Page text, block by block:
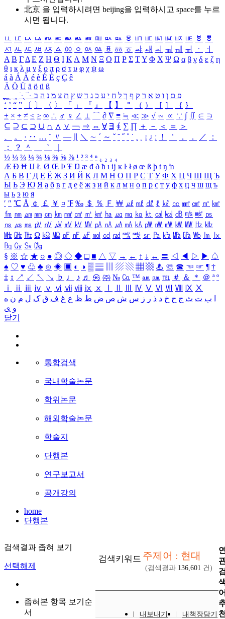
北京 을 입력하시려면 beijing을 입력하시고 space를 누르
시면 됩니다.
ㅥ ㅦ ㅧ ㅨ ㅩ ㅪ ㅫ ㅬ ㅭ ㅮ ㅯ ㅰ ㅱ ㅲ ㅳ ㅴ ㅵ ㅶ ㅷ ㅸ
ㅹ
ㅺ ㅻ ㅼ ㅽ ㅾ ㅿ ㆀ ㆁ ㆂ ㆃ ㆄ ㆅ ㆆ ㆇ ㆈ ㆉ ㆊ ㆋ ㆌ ㆍ
ㆎ
Α Β ΓΔ Ε Ζ Η Θ Ι ΚΛ Μ Ν Ξ Ο Π Ρ Σ ΤΥ Φ Χ Ψ Ω α β γ δ ε ζ η
θ ι κ λ μ ν ξ ο π ρ σ τ υ φ χ ψ ω
á à Á À é è É È ç Ç ê
Ä Ö Ü ä ö ü ß
ִֶֹ ֻּ ׁׂ פ ם ן ו ט א ר ק ף ך ל ח י ע כ ג ד ש ץ ת צ מ נ ה ב
‘ ’ “ ” 〔 〕 〈 〉 「 」 『 』 【 】 ＂ （ ） ［ ］ ｛ ｝
± × ÷ ≠ ≤ ≥ ∞ ∴ ♂ ♀ ∠ ⊥ ⌒ ∂ ∇ ≡ ≒ ≪ ≫ √ ∽ ∝ ∵ ∫ ∬ ∈ ∋
⊆ ⊇ ⊂ ⊃ ∪ ∩ ∧ ∨ ￢ ⇒ ⇔ ∀ ∃ ∮ ∑ ∏ ＋ － ＜ ＝
＞
、
。 · ‥ … ¨ 〃 ― ＼ ∼ ´ ～ ˇ ˘ ˝ ˚ ˙ ¸ ¡ ¿ ː ！ ＇ ， ． ／
：
；
？ ＾ ｀
½ ⅓ ⅔ ¼ ¾ ⅛ ⅜ ⅝ ⅞ ¹ ² ³ ⁴ ⁿ ₁ ₂ ₃ ₄
Æ Ð Ħ Ĳ Ł Ø Œ Þ Ŧ Ŋ æ đ ð ħ ı ĳ ĸ ŀ ł ø œ ß þ ŧ ŋ ŉ
А Б В Г Д Е Ё Ж З И Й К Л М Н О П Р С Т У Ф Х Ц Ч Ш Щ Ъ
Ы Ь Э Ю Я а б в г д е ё ж з и й к л м н о п р с т у ф х ц ч ш щ ъ
ы ь э ю я
′ ″ ℃ Å ￠ ￡ ￥ ¤ ℉ ‰ ＄ ％ Ｆ ￦ ㎕ ㎖ ㎗ ℓ ㎘ ㏄ ㎣ ㎤ ㎥ ㎦
㎙ ㎚ ㎛ ㎜ ㎝ ㎞ ㎟ ㎠ ㎡ ㎢ ㏊ ㎍ ㎎ ㎏ ㏏ ㎈ ㎉ ㏈ ㎧ ㎨ ㎰
㎱ ㎲ ㎳ ㎴ ㎵ ㎶ ㎷ ㎸ ㎹ ㎀ ㎁ ㎂ ㎃ ㎄ ㎺ ㎻ ㎽ ㎾ ㎿ ㎐ ㎑
㎒ ㎓ ㎔ Ω ㏀ ㏁ ㎊ ㎋ ㎌ ㏖ ㏅ ㎭ ㎮ ㎯ ㏛ ㎩ ㎪ ㎫ ㎬ ㏝ ㏐
㏓
㏃ ㏉ ㏜ ㏆
§ ※ ☆ ★ ○ ● ◎ ◇ ◆ □ ■ △ ▽ → ← ↑ ↓ ↔ 〓 ◁ ◀ ▷ ▶ ♤
♠ ♡ ♥ ♧ ♣ ⊙ ◈ ▣ ◐ ◑ ▒ ▤ ▨ ▧ ▦ ▩ ♨ ☏ ☎ ☜ ☞ ¶ †
‡ ↕ ↗ ↙ ↖ ↘ ♭ ♩ ♪ ♬ ㉿ ㈜ № ㏇ ™ ㏂ ㏘ ℡ ＃ ＆ ＊ ＠ ª º
ⅰ
ⅱ ⅲ ⅳ ⅴ ⅵ ⅶ ⅷ ⅸ ⅹ Ⅳ Ⅴ Ⅵ Ⅶ Ⅷ Ⅸ Ⅹ
ب ت ث ج ح خ د ذ ر ز س ش ص ض ط ظ ع غ ف ق ک ل م ن ه
و ی
닫기
통합검색
국내학술논문
학위논문
해외학술논문
학술지
단행본
연구보고서
공개강의
home
단행본
검색결과 좁혀 보기
선택해제
좁혀본 항목 보기순
서
검색키워드 주제어 : 현대
(검색결과 136,601 건)
내보내기
내책장담기